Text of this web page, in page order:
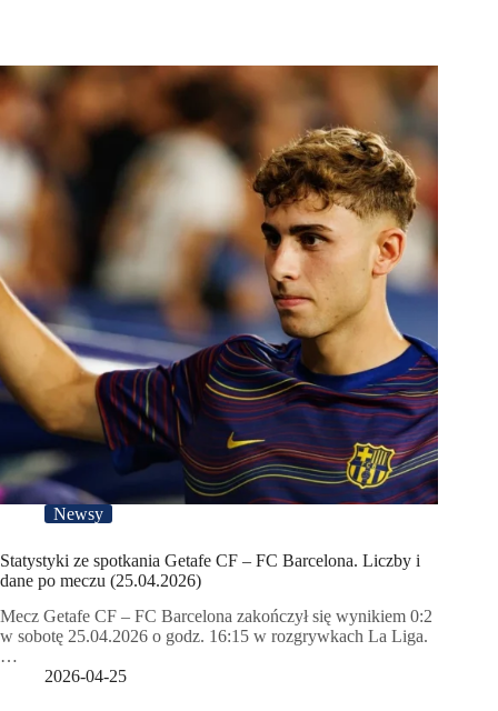
Newsy
Statystyki ze spotkania Getafe CF – FC Barcelona. Liczby i
dane po meczu (25.04.2026)
Mecz Getafe CF – FC Barcelona zakończył się wynikiem 0:2
w sobotę 25.04.2026 o godz. 16:15 w rozgrywkach La Liga.
…
2026-04-25